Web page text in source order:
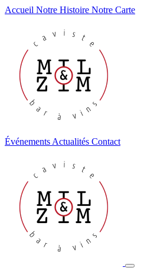
Accueil Notre Histoire Notre Carte
Événements Actualités Contact